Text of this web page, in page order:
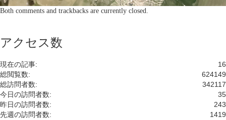
Both comments and trackbacks are currently closed.
アクセス数
16
現在の記事:
624149
総閲覧数:
342117
総訪問者数:
35
今日の訪問者数:
243
昨日の訪問者数:
1419
先週の訪問者数: